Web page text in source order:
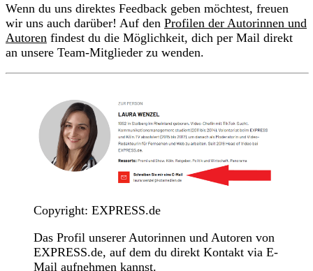
Wenn du uns direktes Feedback geben möchtest, freuen
wir uns auch darüber! Auf den Profilen der Autorinnen und
Autoren findest du die Möglichkeit, dich per Mail direkt
an unsere Team-Mitglieder zu wenden.
Copyright: EXPRESS.de
Das Profil unserer Autorinnen und Autoren von
EXPRESS.de, auf dem du direkt Kontakt via E-
Mail aufnehmen kannst.